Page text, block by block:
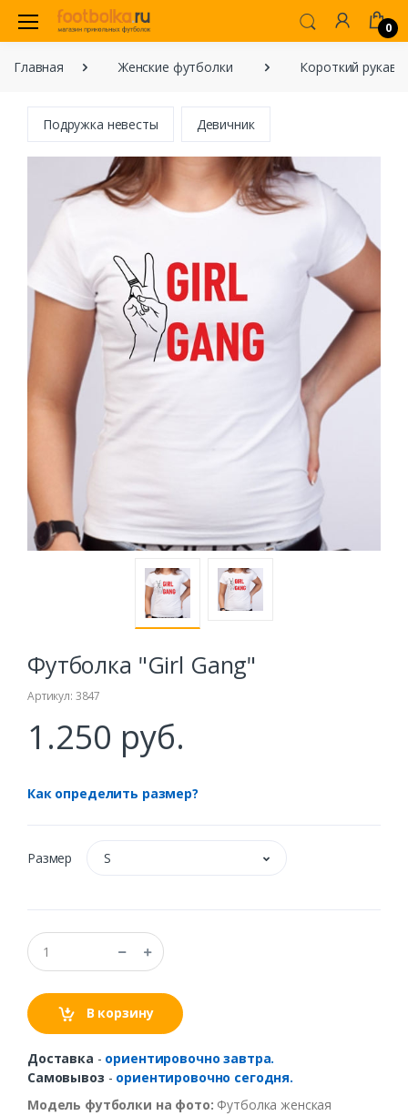
0
Главная Женские футболки Короткий рукав
Подружка невесты Девичник
Футболка "Girl Gang"
Артикул: 3847
1.250 руб.
Как определить размер?
Размер S
В корзину
Доставка - ориентировочно завтра.
Самовывоз - ориентировочно сегодня.
Модель футболки на фото: Футболка женская